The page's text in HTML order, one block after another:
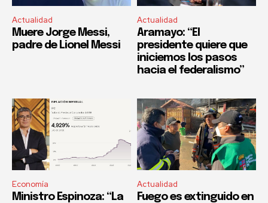
Actualidad
Muere Jorge Messi,
padre de Lionel Messi
Actualidad
Aramayo: “El
presidente quiere que
iniciemos los pasos
hacia el federalismo”
Economía
Ministro Espinoza: “La
Actualidad
Fuego es extinguido en